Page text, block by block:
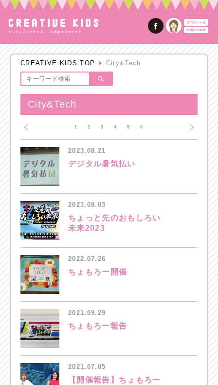
CREATIVE KIDS TOP City&Tech
City&Tech
1 2 3 4 5 6
2023.08.21
デジタル暑気払い
2023.08.03
ちょっと先のおもしろい
未来2023
2022.07.26
ちょもろー開催
2021.09.29
ちょもろー報告
2021.07.05
【開催報告】ちょもろー